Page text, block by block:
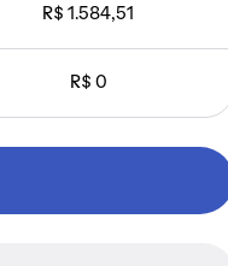
R$ 1.584,51
R$ 0